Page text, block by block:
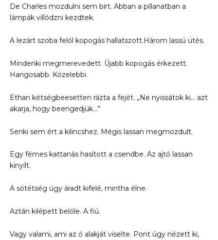
De Charles mozdulni sem bírt. Abban a pillanatban a
lámpák villódzni kezdtek.
A lezárt szoba felől kopogás hallatszott.Három lassú ütés.
Mindenki megmerevedett. Újabb kopogás érkezett.
Hangosabb. Közelebbi.
Ethan kétségbeesetten rázta a fejét. „Ne nyissátok ki… azt
akarja, hogy beengedjük…”
Senki sem ért a kilincshez. Mégis lassan megmozdult.
Egy fémes kattanás hasított a csendbe. Az ajtó lassan
kinyílt.
A sötétség úgy áradt kifelé, mintha élne.
Aztán kilépett belőle. A fiú.
Vagy valami, ami az ő alakját viselte. Pont úgy nézett ki,